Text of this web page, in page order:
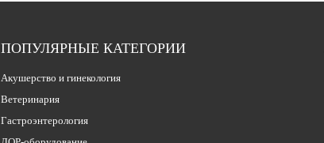
ПОПУЛЯРНЫЕ КАТЕГОРИИ
Акушерство и гинекология
Ветеринария
Гастроэнтерология